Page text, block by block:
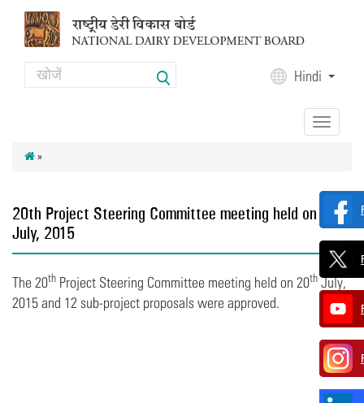
Search Hindi
Toggle
navigation
»
20th Project Steering Committee meeting held on 20th
July, 2015
The 20th Project Steering Committee meeting held on 20thJuly,
2015 and 12 sub-project proposals were approved.